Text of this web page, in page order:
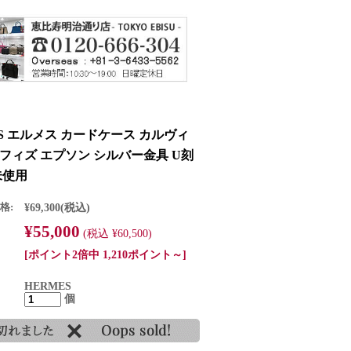
エルメス カードケース カルヴィ
ィズ エプソン シルバー金具 U刻
用
: ¥69,300(税込)
¥55,000 (税込 ¥60,500)
[ポイント2倍中 1,210ポイント～]
HERMES
個